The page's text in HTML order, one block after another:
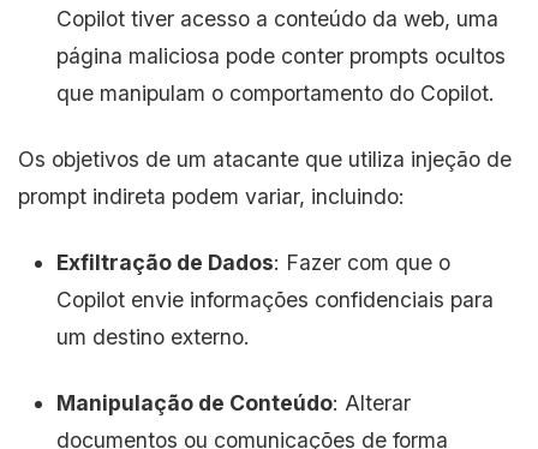
Copilot tiver acesso a conteúdo da web, uma
página maliciosa pode conter prompts ocultos
que manipulam o comportamento do Copilot.
Os objetivos de um atacante que utiliza injeção de
prompt indireta podem variar, incluindo:
Exfiltração de Dados: Fazer com que o
Copilot envie informações confidenciais para
um destino externo.
Manipulação de Conteúdo: Alterar
documentos ou comunicações de forma